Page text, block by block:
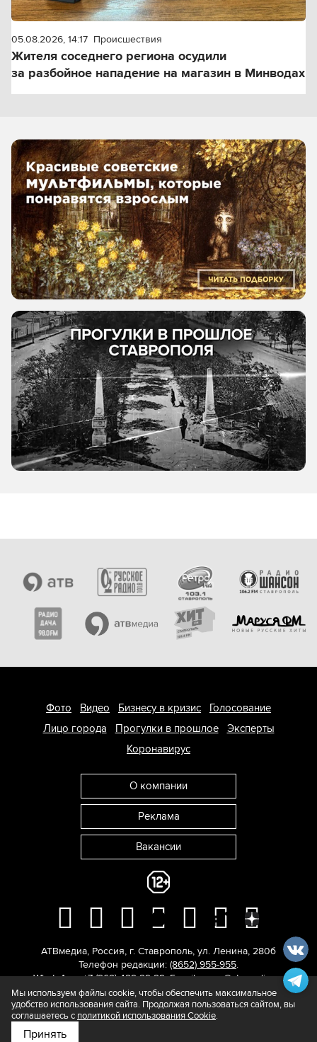
05.08.2026, 14:17 Происшествия
Жителя соседнего региона осудили
за разбойное нападение на магазин в Минводах
Подпишитесь на нас в
Фото Видео Бизнесу в кризис
Голосование
Лицо города
Прогулки в прошлое
Эксперты
Коронавирус
О компании
Реклама
Вакансии
АТВмедиа, Россия, г. Ставрополь, ул. Ленина, 280б
Телефон редакции: (8652) 955-955.
WhatsApp: +7 (962) 429-29-29. E-mail:news@atvmedia.ru.
© 2017-2026. Все права защищены.
Мы используем файлы cookie, чтобы обеспечить максимальное
удобство использования сайта. Продолжая пользоваться сайтом, вы
соглашаетесь с политикой использования Cookie.
Принять